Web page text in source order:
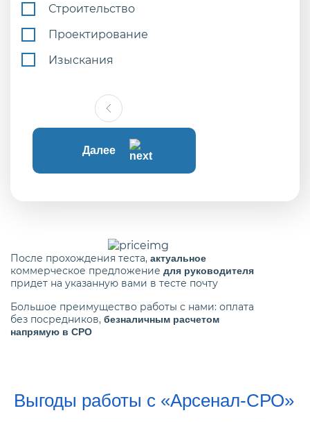
Строительство
Проектирование
Изыскания
Далее
После прохождения теста, актуальное
коммерческое предложение для руководителя
придет на указанную вами в тесте почту
Большое преимущество работы с нами: оплата
без посредников, безналичным расчетом
напрямую в СРО
Выгоды работы с «Арсенал-СРО»